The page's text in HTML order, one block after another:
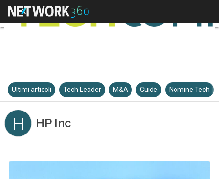
Ultimi articoli Tech Leader M&A Guide Nomine Tech
H HP Inc